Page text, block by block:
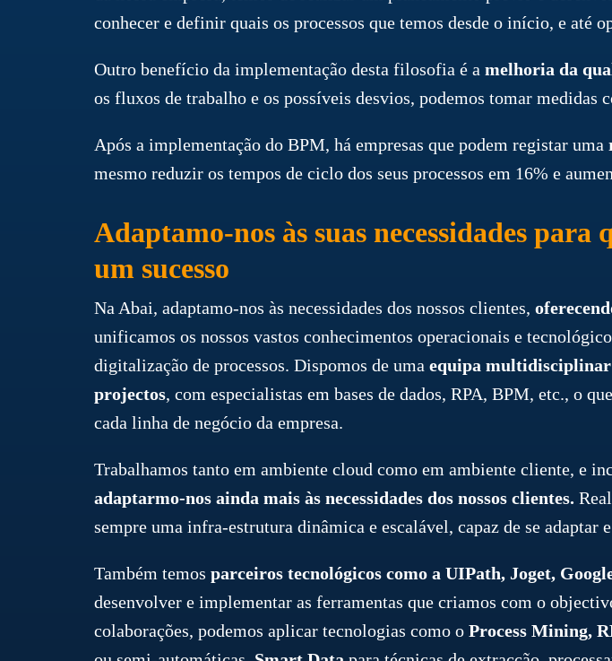
conhecer e definir quais os processos que temos desde o início, e até
Outro benefício da implementação desta filosofia é a melhoria da
os fluxos de trabalho e os possíveis desvios, podemos tomar medidas
Após a implementação do BPM, há empresas que podem registar uma
mesmo reduzir os tempos de ciclo dos seus processos em 16% e
Adaptamo-nos às suas necessidades para
um sucesso
Na Abai, adaptamo-nos às necessidades dos nossos clientes,
unificamos os nossos vastos conhecimentos operacionais e
digitalização de processos. Dispomos de uma equipa multidisciplinar
projectos, com especialistas em bases de dados, RPA, BPM, etc., o
cada linha de negócio da empresa.
Trabalhamos tanto em ambiente cloud como em ambiente cliente, e
adaptarmo-nos ainda mais às necessidades dos nossos clientes.
sempre uma infra-estrutura dinâmica e escalável, capaz de se adaptar
Também temos parceiros tecnológicos como a UIPath, Joget,
desenvolver e implementar as ferramentas que criamos com o
colaborações, podemos aplicar tecnologias como o Process Mining,